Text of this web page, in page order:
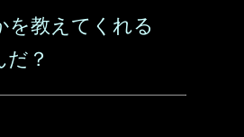
を教えてくれる
？